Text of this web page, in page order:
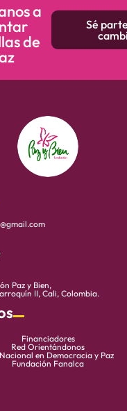
a
de
Sé
Paz y Bien,
II, Cali, Colombia.
Financiadores
Red Orientándonos
en Democracia y Paz
Fundación Fanalca